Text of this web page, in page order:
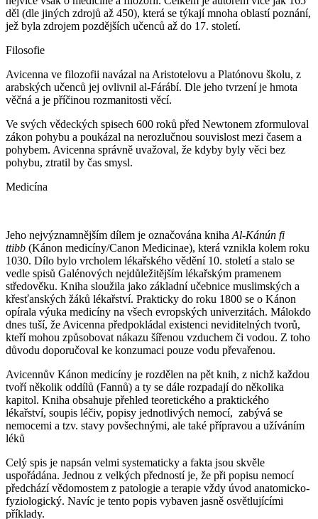
děl (dle jiných zdrojů až 450), která se týkají mnoha oblastí poznání,
jež byla zdrojem pozdějších učenců až do 17. století.
Filosofie
Avicenna ve filozofii navázal na Aristotelovu a Platónovu školu, z
arabských učenců jej ovlivnil al-Fárábí. Dle jeho tvrzení je hmota
věčná a je příčinou rozmanitosti věcí.
Ve svých vědeckých spisech 600 roků před Newtonem zformuloval
zákon pohybu a poukázal na nerozlučnou souvislost mezi časem a
pohybem. Avicenna správně uvažoval, že kdyby byly věci bez
pohybu, ztratil by čas smysl.
Medicína
Jeho nejvýznamnějším dílem je označována kniha Al-Kánún fi
ttibb (Kánon medicíny/Canon Medicinae), která vznikla kolem roku
1030. Dílo bylo vrcholem lékařského vědění 10. století a stalo se
vedle spisů Galénových nejdůležitějším lékařským pramenem
středověku. Kniha sloužila jako základní učebnice muslimských a
křesťanských žáků lékařství. Prakticky do roku 1800 se o Kánon
opírala výuka medicíny na všech evropských univerzitách. Málokdo
dnes tuší, že Avicenna předpokládal existenci neviditelných tvorů,
kteří mohou způsobovat nákazu šířenou vzduchem či vodou. Z toho
důvodu doporučoval ke konzumaci pouze vodu převařenou.
Avicennův Kánon medicíny je rozdělen na pět knih, z nichž každou
tvoří několik oddílů (Fannů) a ty se dále rozpadají do několika
kapitol. Kniha obsahuje přehled teoretického a praktického
lékařství, soupis léčiv, popisy jednotlivých nemocí, zabývá se
nemocemi a tzv. stavy povšechnými, ale také přípravou a užíváním
léků
Celý spis je napsán velmi systematicky a fakta jsou skvěle
uspořádána. Jednou z velkých předností je, že při popisu nemocí
předchází vědomostem z patologie a terapie vždy úvod anatomicko-
fyziologický. Navíc je tento popis vybaven jasně osvětlujícími
příklady.